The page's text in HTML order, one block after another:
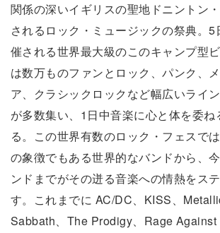
関係の深いイギリスの聖地ドニントン
されるロック・ミュージックの祭典。5
催される世界最大級のこのキャンプ型
は数万ものファンとロック、パンク、
ア、クラシックロックなど幅広いライ
が多数集い、1日中音楽に心と体を委ね
る。この世界有数のロック・フェスで
の象徴でもある世界的なバンドから、
ンドまでがその迸る音楽への情熱をス
す。これまでに AC/DC、KISS、
Sabbath、The Prodigy、Rage Against